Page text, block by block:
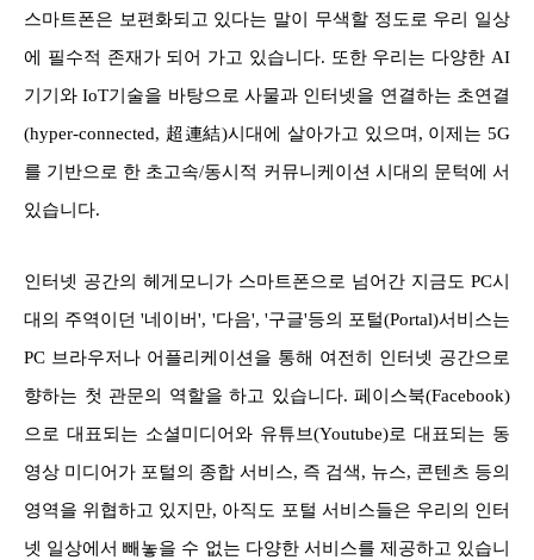
스마트폰은 보편화되고 있다는 말이 무색할 정도로 우리 일상
에 필수적 존재가 되어 가고 있습니다. 또한 우리는 다양한 AI
기기와 IoT기술을 바탕으로 사물과 인터넷을 연결하는 초연결
(hyper-connected, 超連結)시대에 살아가고 있으며, 이제는 5G
를 기반으로 한 초고속/동시적 커뮤니케이션 시대의 문턱에 서
있습니다.
인터넷 공간의 헤게모니가 스마트폰으로 넘어간 지금도 PC시
대의 주역이던 '네이버', '다음', '구글'등의 포털(Portal)서비스는
PC 브라우저나 어플리케이션을 통해 여전히 인터넷 공간으로
향하는 첫 관문의 역할을 하고 있습니다. 페이스북(Facebook)
으로 대표되는 소셜미디어와 유튜브(Youtube)로 대표되는 동
영상 미디어가 포털의 종합 서비스, 즉 검색, 뉴스, 콘텐츠 등의
영역을 위협하고 있지만, 아직도 포털 서비스들은 우리의 인터
넷 일상에서 빼놓을 수 없는 다양한 서비스를 제공하고 있습니